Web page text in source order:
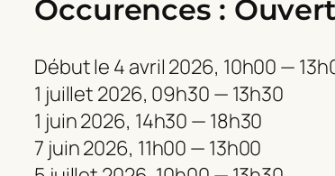
Occurences :
Début le 4 avril 2026, 10h00 —
1 juillet 2026, 09h30 — 13h30
1 juin 2026, 14h30 — 18h30
7 juin 2026, 11h00 — 13h00